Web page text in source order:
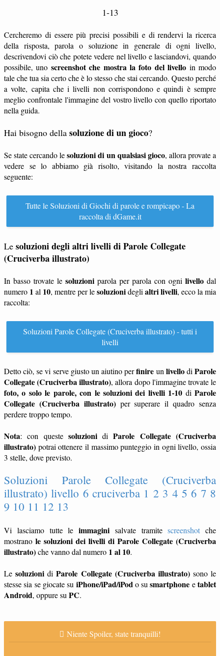
1-13
Cercheremo di essere più precisi possibili e di rendervi la ricerca
della risposta, parola o soluzione in generale di ogni livello,
descrivendovi ciò che potete vedere nel livello e lasciandovi, quando
possibile, uno screenshot che mostra la foto del livello in modo
tale che tua sia certo che è lo stesso che stai cercando. Questo perché
a volte, capita che i livelli non corrispondono e quindi è sempre
meglio confrontale l'immagine del vostro livello con quello riportato
nella guida.
Hai bisogno della soluzione di un gioco?
Se state cercando lesoluzioni di un qualsiasi gioco, allora provate a
vedere se lo abbiamo già risolto, visitando la nostra raccolta
seguente:
Tutte le Soluzioni di Giochi di parole e rompicapo - La
raccolta di dGame.it
Le soluzioni degli altri livelli di Parole Collegate
(Cruciverba illustrato)
In basso trovate le soluzioni parola per parola con ogni livello dal
numero 1 al 10, mentre per lesoluzionidegli altri livelli, ecco la mia
raccolta:
Soluzioni Parole Collegate (Cruciverba illustrato) - tutti i
livelli
Detto ciò, se vi serve giusto un aiutino perfinire un livellodiParole
Collegate (Cruciverba illustrato), allora dopo l'immagine trovate le
foto, o solo le parole, con le soluzioni dei livelli 1-10 diParole
Collegate (Cruciverba illustrato)per superare il quadro senza
perdere troppo tempo.
Nota: con queste soluzionidiParole Collegate (Cruciverba
illustrato) potrai ottenere il massimo punteggio in ogni livello, ossia
3 stelle, dove previsto.
Soluzioni Parole Collegate (Cruciverba
illustrato) livello 6 cruciverba 1 2 3 4 5 6 7 8
9 10 11 12 13
Vi lasciamo tutte le immagini salvate tramitescreenshot che
mostrano le soluzioni dei livelli di Parole Collegate (Cruciverba
illustrato)che vanno dal numero 1 al 10.
Lesoluzioni diParole Collegate (Cruciverba illustrato)sono le
stesse sia se giocate su iPhone/iPad/iPod o susmartphone etablet
Android, oppure su PC.
Niente Spoiler, state tranquilli!